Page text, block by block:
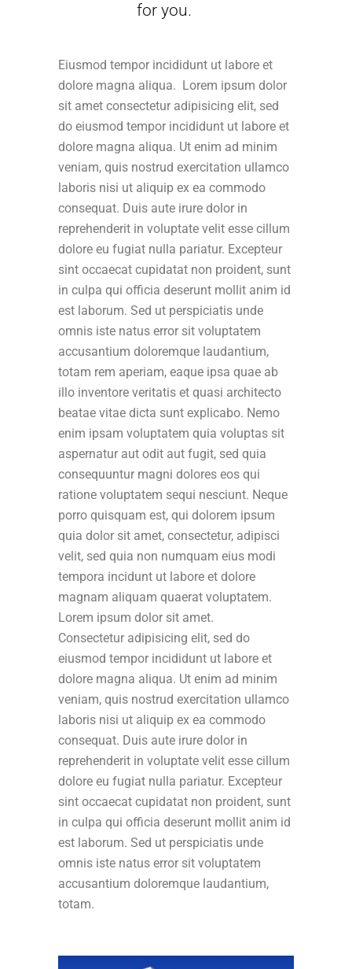
for you.
Eiusmod tempor incididunt ut labore et
dolore magna aliqua. Lorem ipsum dolor
sit amet consectetur adipisicing elit, sed
do eiusmod tempor incididunt ut labore et
dolore magna aliqua. Ut enim ad minim
veniam, quis nostrud exercitation ullamco
laboris nisi ut aliquip ex ea commodo
consequat. Duis aute irure dolor in
reprehenderit in voluptate velit esse cillum
dolore eu fugiat nulla pariatur. Excepteur
sint occaecat cupidatat non proident, sunt
in culpa qui officia deserunt mollit anim id
est laborum. Sed ut perspiciatis unde
omnis iste natus error sit voluptatem
accusantium doloremque laudantium,
totam rem aperiam, eaque ipsa quae ab
illo inventore veritatis et quasi architecto
beatae vitae dicta sunt explicabo. Nemo
enim ipsam voluptatem quia voluptas sit
aspernatur aut odit aut fugit, sed quia
consequuntur magni dolores eos qui
ratione voluptatem sequi nesciunt. Neque
porro quisquam est, qui dolorem ipsum
quia dolor sit amet, consectetur, adipisci
velit, sed quia non numquam eius modi
tempora incidunt ut labore et dolore
magnam aliquam quaerat voluptatem.
Lorem ipsum dolor sit amet.
Consectetur adipisicing elit, sed do
eiusmod tempor incididunt ut labore et
dolore magna aliqua. Ut enim ad minim
veniam, quis nostrud exercitation ullamco
laboris nisi ut aliquip ex ea commodo
consequat. Duis aute irure dolor in
reprehenderit in voluptate velit esse cillum
dolore eu fugiat nulla pariatur. Excepteur
sint occaecat cupidatat non proident, sunt
in culpa qui officia deserunt mollit anim id
est laborum. Sed ut perspiciatis unde
omnis iste natus error sit voluptatem
accusantium doloremque laudantium,
totam.